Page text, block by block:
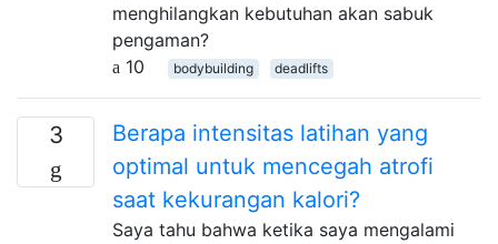
menghilangkan kebutuhan akan sabuk
pengaman?
10
bodybuilding deadlifts
3
Berapa intensitas latihan yang
optimal untuk mencegah atrofi
saat kekurangan kalori?
Saya tahu bahwa ketika saya mengalami